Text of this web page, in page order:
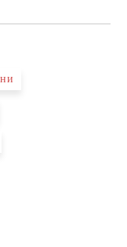
ден.